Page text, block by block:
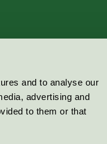
and to analyse our
advertising and
to them or that